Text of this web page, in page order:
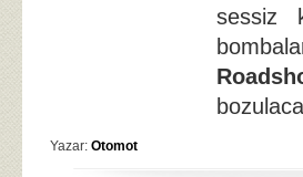
sessiz
Yazar: Otomot